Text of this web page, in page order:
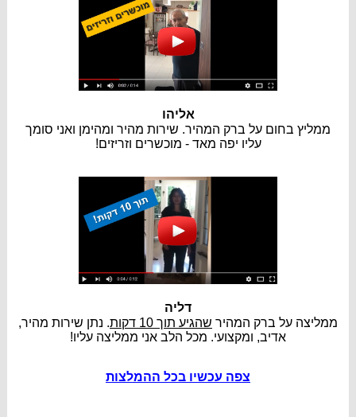
אליהו
ממליץ בחום על ברק המהיר. שירות מהיר ומהימן ואני סומך
עליו יפה מאד - מוכשרים וזריזים!
דליה
ממליצה על ברק המהיר שהגיע תוך 10 דקות
. נתן שירות מהיר,
אדיב, ומקצועי. מכל הלב אני ממליצה עליו!
צפה עכשיו בכל ההמלצות